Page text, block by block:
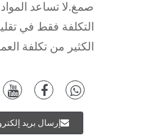
صمغ.لا تساعد
الكثير من تكلفة
إرسال بريد